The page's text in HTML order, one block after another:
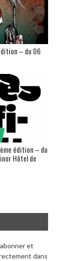
– du 06
édition – du
Hôtel de
et
dans